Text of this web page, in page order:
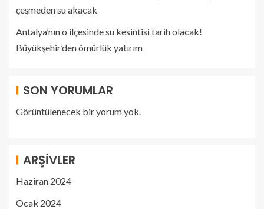
çeşmeden su akacak
Antalya’nın o ilçesinde su kesintisi tarih olacak!
Büyükşehir’den ömürlük yatırım
SON YORUMLAR
Görüntülenecek bir yorum yok.
ARŞIVLER
Haziran 2024
Ocak 2024